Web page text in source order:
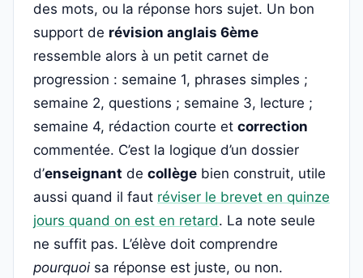
des mots, ou la réponse hors sujet. Un bon
support de révision anglais 6ème
ressemble alors à un petit carnet de
progression : semaine 1, phrases simples ;
semaine 2, questions ; semaine 3, lecture ;
semaine 4, rédaction courte et correction
commentée. C’est la logique d’un dossier
d’enseignant de collège bien construit, utile
aussi quand il faut réviser le brevet en quinze
jours quand on est en retard. La note seule
ne suffit pas. L’élève doit comprendre
pourquoisa réponse est juste, ou non.